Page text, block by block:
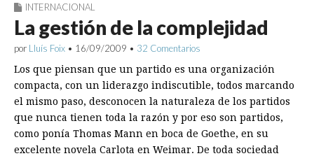
INTERNACIONAL
La gestión de la complejidad
por Lluís Foix • 16/09/2009 • 32 Comentarios
Los que piensan que un partido es una organización
compacta, con un liderazgo indiscutible, todos marcando
el mismo paso, desconocen la naturaleza de los partidos
que nunca tienen toda la razón y por eso son partidos,
como ponía Thomas Mann en boca de Goethe, en su
excelente novela Carlota en Weimar. De toda sociedad